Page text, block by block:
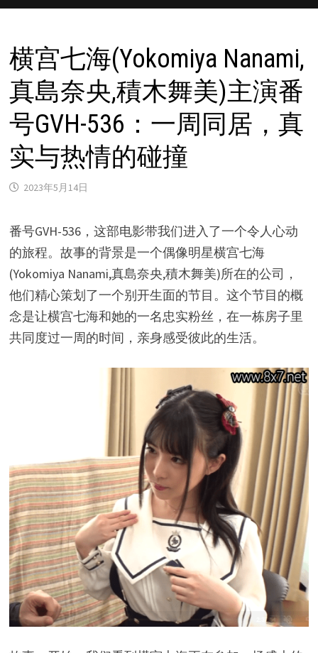
横宫七海(Yokomiya Nanami,
真島奈央,積木舞美)主演番
号GVH-536：一周同居，真
实与热情的碰撞
2023年5月14日
番号GVH-536，这部电影带我们进入了一个令人心动
的旅程。故事的背景是一个偶像明星横宫七海
(Yokomiya Nanami,真島奈央,積木舞美)所在的公司，
他们精心策划了一个别开生面的节目。这个节目的概
念是让横宫七海和她的一名忠实粉丝，在一栋房子里
共同度过一周的时间，亲身感受彼此的生活。